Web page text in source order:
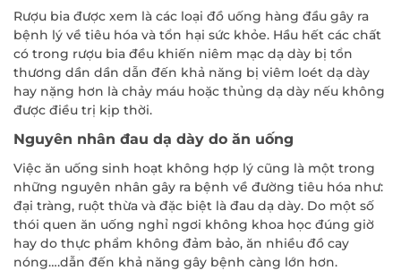
Rượu bia được xem là các loại đồ uống hàng đầu gây ra
bệnh lý về tiêu hóa và tổn hại sức khỏe. Hầu hết các chất
có trong rượu bia đều khiến niêm mạc dạ dày bị tổn
thương dần dần dẫn đến khả năng bị viêm loét dạ dày
hay nặng hơn là chảy máu hoặc thủng dạ dày nếu không
được điều trị kịp thời.
Nguyên nhân đau dạ dày do ăn uống
Việc ăn uống sinh hoạt không hợp lý cũng là một trong
những nguyên nhân gây ra bệnh về đường tiêu hóa như:
đại tràng, ruột thừa và đặc biệt là đau dạ dày. Do một số
thói quen ăn uống nghỉ ngơi không khoa học đúng giờ
hay do thực phẩm không đảm bảo, ăn nhiều đồ cay
nóng….dẫn đến khả năng gây bệnh càng lớn hơn.